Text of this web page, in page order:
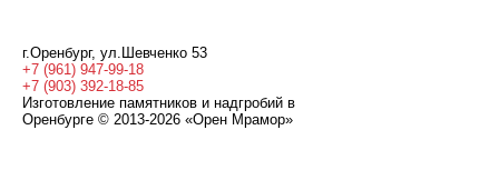
г.Оренбург, ул.Шевченко 53
+7 (961) 947-99-18
+7 (903) 392-18-85
Изготовление памятников и надгробий в
Оренбурге © 2013-2026 «Орен Мрамор»